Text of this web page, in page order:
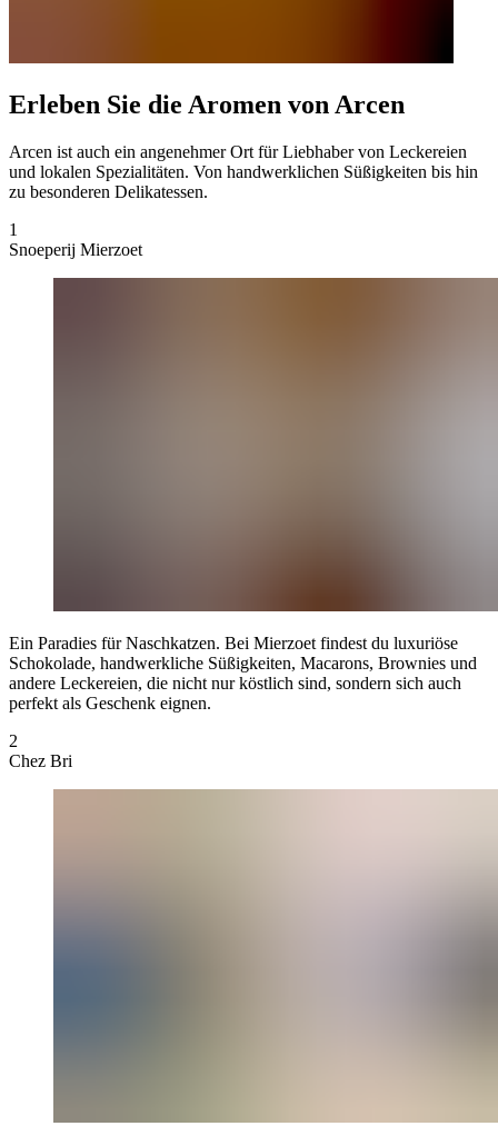
Erleben Sie die Aromen von Arcen
Arcen ist auch ein angenehmer Ort für Liebhaber von Leckereien
und lokalen Spezialitäten. Von handwerklichen Süßigkeiten bis hin
zu besonderen Delikatessen.
1
Snoeperij Mierzoet
Ein Paradies für Naschkatzen. Bei Mierzoet findest du luxuriöse
Schokolade, handwerkliche Süßigkeiten, Macarons, Brownies und
andere Leckereien, die nicht nur köstlich sind, sondern sich auch
perfekt als Geschenk eignen.
2
Chez Bri